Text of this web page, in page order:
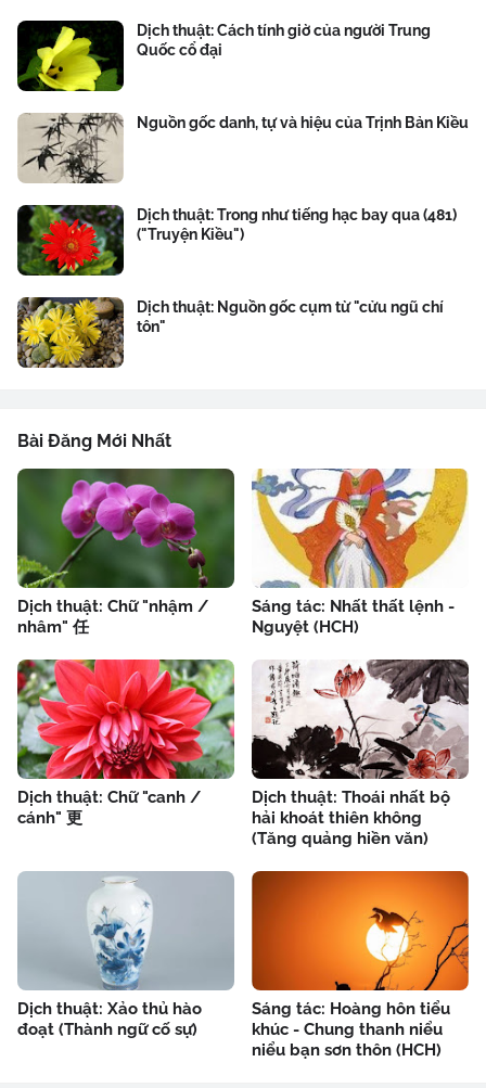
Dịch thuật: Cách tính giờ của người Trung
Quốc cổ đại
Nguồn gốc danh, tự và hiệu của Trịnh Bản Kiều
Dịch thuật: Trong như tiếng hạc bay qua (481)
("Truyện Kiều")
Dịch thuật: Nguồn gốc cụm từ "cửu ngũ chí
tôn"
Bài Đăng Mới Nhất
Dịch thuật: Chữ "nhậm /
nhâm" 任
Sáng tác: Nhất thất lệnh -
Nguyệt (HCH)
Dịch thuật: Chữ "canh /
cánh" 更
Dịch thuật: Thoái nhất bộ
hải khoát thiên không
(Tăng quảng hiền văn)
Dịch thuật: Xảo thủ hào
đoạt (Thành ngữ cố sự)
Sáng tác: Hoàng hôn tiểu
khúc - Chung thanh niểu
niểu bạn sơn thôn (HCH)